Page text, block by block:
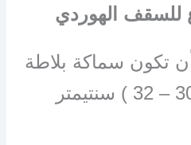
للسقف الهوردي
تكون سماكة بلاطة
السقف الهوردي ( 30 – 32 ) سنتيمتر